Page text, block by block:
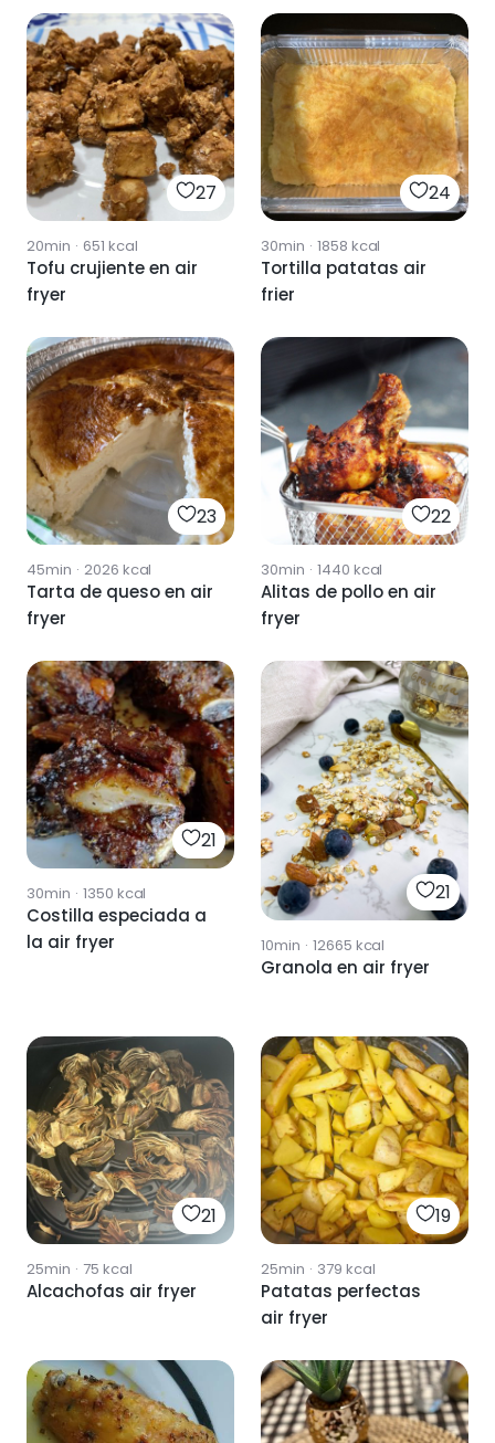
27
20min · 651 kcal
Tofu crujiente en air
fryer
24
30min · 1858 kcal
Tortilla patatas air
frier
23
45min · 2026 kcal
Tarta de queso en air
fryer
22
30min · 1440 kcal
Alitas de pollo en air
fryer
21
30min · 1350 kcal
Costilla especiada a
la air fryer
21
10min · 12665 kcal
Granola en air fryer
21
25min · 75 kcal
Alcachofas air fryer
19
25min · 379 kcal
Patatas perfectas
air fryer